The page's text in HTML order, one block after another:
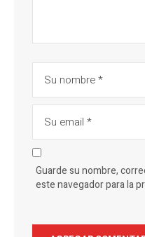
Guarde su nombre,
este navegador para la